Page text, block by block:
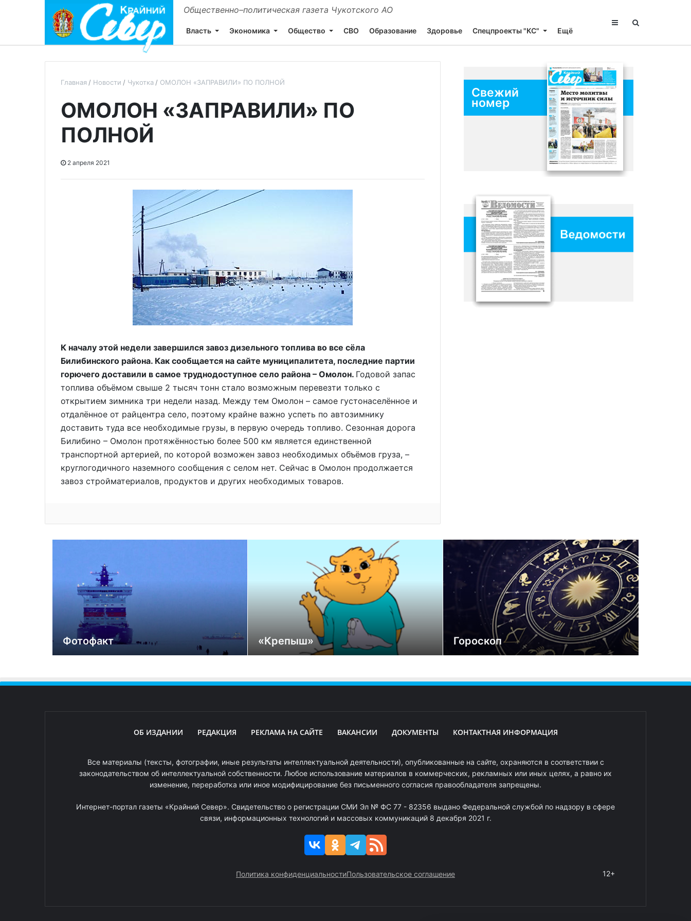
Общественно–политическая газета Чукотского АО
Власть Экономика Общество СВО Образование Здоровье Спецпроекты "КС" Ещё
Главная Новости Чукотка ОМОЛОН «ЗАПРАВИЛИ» ПО ПОЛНОЙ
ОМОЛОН «ЗАПРАВИЛИ» ПО
ПОЛНОЙ
2 апреля 2021
К началу этой недели завершился завоз дизельного топлива во все сёла
Билибинского района. Как сообщается на сайте муниципалитета, последние партии
горючего доставили в самое труднодоступное село района – Омолон. Годовой запас
топлива объёмом свыше 2 тысяч тонн стало возможным перевезти только с
открытием зимника три недели назад. Между тем Омолон – самое густонаселённое и
отдалённое от райцентра село, поэтому крайне важно успеть по автозимнику
доставить туда все необходимые грузы, в первую очередь топливо. Сезонная дорога
Билибино – Омолон протяжённостью более 500 км является единственной
транспортной артерией, по которой возможен завоз необходимых объёмов груза, –
круглогодичного наземного сообщения с селом нет. Сейчас в Омолон продолжается
завоз стройматериалов, продуктов и других необходимых товаров.
Свежий
номер
Фотофакт «Крепыш» Гороскоп
ОБ ИЗДАНИИ РЕДАКЦИЯ РЕКЛАМА НА САЙТЕ ВАКАНСИИ ДОКУМЕНТЫ КОНТАКТНАЯ ИНФОРМАЦИЯ
Все материалы (тексты, фотографии, иные результаты интеллектуальной деятельности), опубликованные на сайте, охраняются в соответствии с
законодательством об интеллектуальной собственности. Любое использование материалов в коммерческих, рекламных или иных целях, а равно их
изменение, переработка или иное модифицирование без письменного согласия правообладателя запрещены.
Интернет-портал газеты «Крайний Север». Свидетельство о регистрации СМИ Эл № ФС 77 - 82356 выдано Федеральной службой по надзору в сфере
связи, информационных технологий и массовых коммуникаций 8 декабря 2021 г.
Политика конфиденциальностиПользовательское соглашение 12+